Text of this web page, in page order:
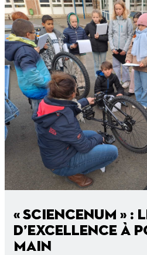
« ScienceNum » :
d’excellence à
main